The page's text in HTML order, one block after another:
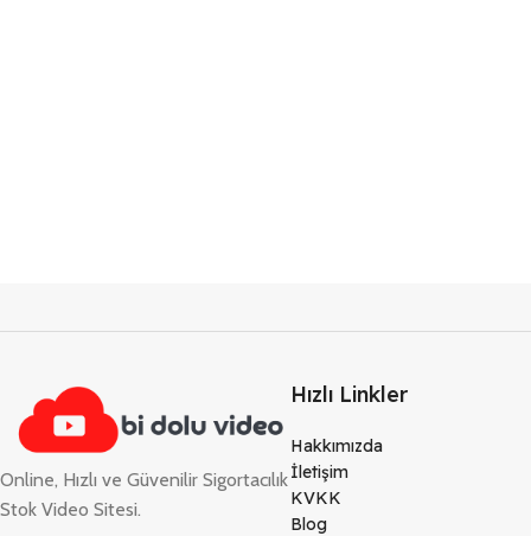
Online, Hızlı ve Güvenilir Sigortacılık
Stok Video Sitesi.
Hızlı Linkler
Hakkımızda
İletişim
KVKK
Blog